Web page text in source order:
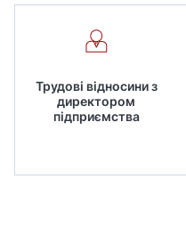
Трудові відносини з
директором
підприємства